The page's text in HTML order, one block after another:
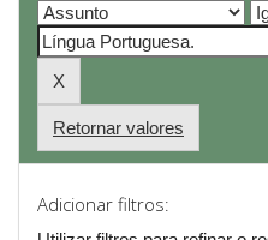
Retornar valores
Adicionar filtros: